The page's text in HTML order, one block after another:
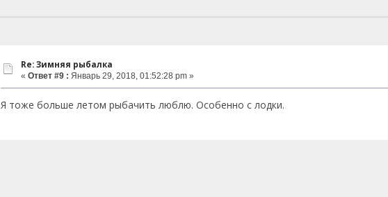
Re: Зимняя рыбалка
« Ответ #9 : Январь 29, 2018, 01:52:28 pm »
Я тоже больше летом рыбачить люблю. Особенно с лодки.